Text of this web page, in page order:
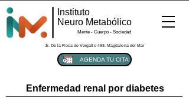
Instituto
Neuro Metabólico
Mente - Cuerpo - Sociedad
Jr. De la Roca de Vergallo 493. Magdalena del Mar
AGENDA TU CITA
Enfermedad renal por diabetes